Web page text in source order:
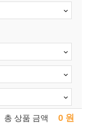
총 상품 금액 0 원